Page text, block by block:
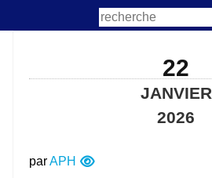
22
JANVIER
2026
parAPH